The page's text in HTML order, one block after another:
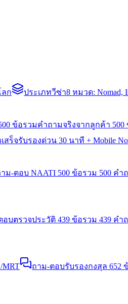
ลก ประเภทวีซ่า8 หมวด: Nomad,
ข้อรวมคำถามจริงจากลูกค้า 500
สร็จรับรองด่วน 30 นาที + Mobile
ม-ตอบ NAATI 500 ข้อรวม 500 คำ
อบตรวจประวัติ 439 ข้อรวม 439 คำ
ถาม-ตอบรับรองกงสุล 652